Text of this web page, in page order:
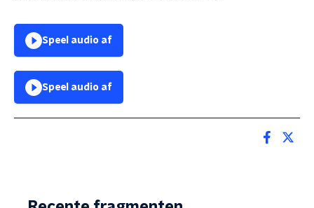
Speel audio af
Speel audio af